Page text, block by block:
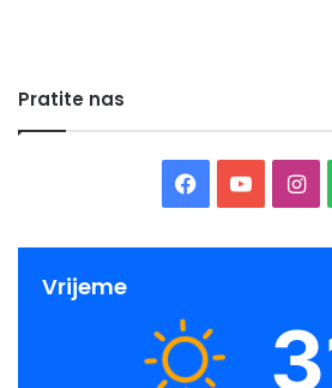
Pratite nas
Facebook
YouTube
Vrijeme